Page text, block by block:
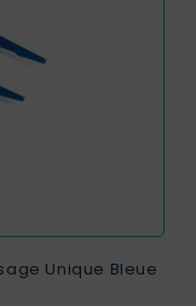
Unique Bleue